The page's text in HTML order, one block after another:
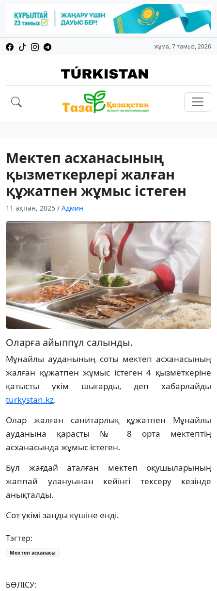
жұма, 7 тамыз, 2026
Мектеп асханасының
қызметкерлері жалған
құжатпен жұмыс істеген
11 ақпан, 2025 / Админ
Оларға айыппұл салынды.
Мұнайлы ауданының соты мектеп асханасының
жалған құжатпен жұмыс істеген 4 қызметкеріне
қатысты үкім шығарды, деп хабарлайды
turkystan.kz.
Олар жалған санитарлық құжатпен Мұнайлы
ауданына қарасты № 8 орта мектептің
асханасында жұмыс істеген.
Бұл жағдай аталған мектеп оқушыларының
жаппай улануынан кейінгі тексеру кезінде
анықталды.
Сот үкімі заңды күшіне енді.
Тэгтер:
Мектеп асханасы
БӨЛІСУ: